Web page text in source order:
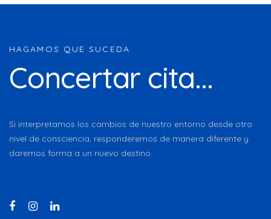
HAGAMOS QUE SUCEDA
Concertar cita...
Si interpretamos los cambios de nuestro entorno desde otro
nivel de consciencia, responderemos de manera diferente y
daremos forma a un nuevo destino.